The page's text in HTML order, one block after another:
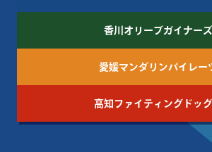
香川オリーブガイナーズ
愛媛マンダリンパイレー
高知ファイティングドッ